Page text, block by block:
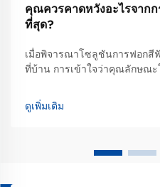
คุณควรคาดหวังอะไรจาก
ที่สุด?
เมื่อพิจารณาโซลูชันการฟอกสี
ที่บ้าน การเข้าใจว่าคุณลักษณ
ตัดสินใจได้อย่างมีข้อมูลประก
นั้นผสานรวมองค์ความรู้ทางวิท
ดูเพิ่มเติม